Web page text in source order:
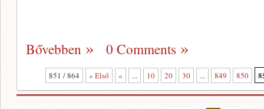
Bővebben 0 Comments
851 / 864 « Első « ... 10 20 30 ... 849 850